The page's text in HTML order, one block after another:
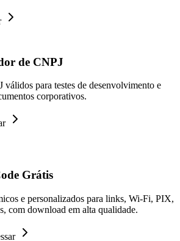
de CNPJ
válidos para testes de desenvolvimento e
corporativos.
Grátis
e personalizados para links, Wi-Fi, PIX,
com download em alta qualidade.